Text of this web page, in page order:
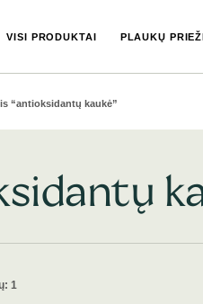
VISI PRODUKTAI PLAUKŲ
“antioksidantų kaukė”
1